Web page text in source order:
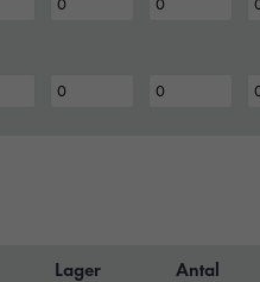
Lager Antal